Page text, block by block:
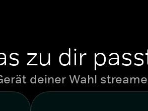
zu dir
deiner Wahl